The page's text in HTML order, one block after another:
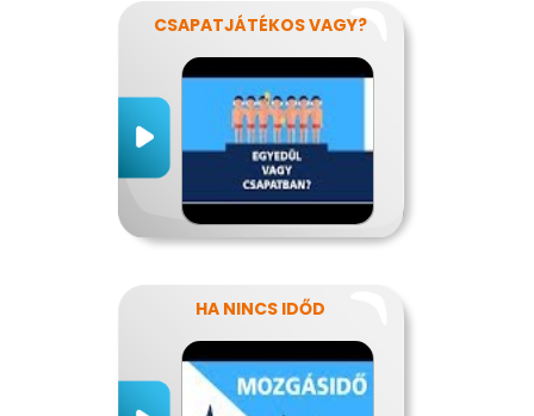
CSAPATJÁTÉKOS VAGY?
HA NINCS IDŐD